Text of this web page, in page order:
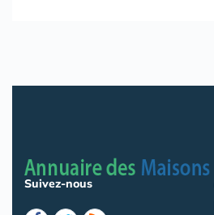
Suivez-nous